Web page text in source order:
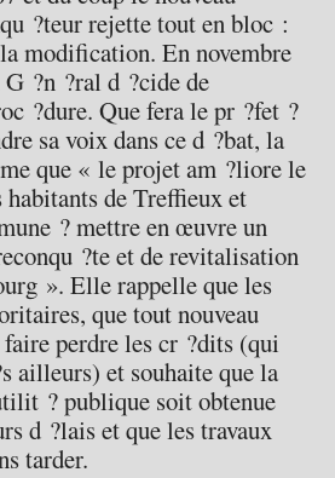
?teur rejette tout en bloc :
modification. En novembre
?n ?ral d ?cide de
?dure. Que fera le pr ?fet ?
sa voix dans ce d ?bat, la
que « le projet am ?liore le
habitants de Treffieux et
? mettre en œuvre un
?te et de revitalisation
». Elle rappelle que les
que tout nouveau
perdre les cr ?dits (qui
ailleurs) et souhaite que la
? publique soit obtenue
d ?lais et que les travaux
tarder.